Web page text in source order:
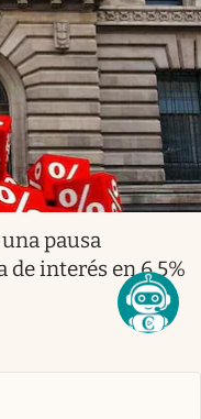
pausa
de interés en 6.5%